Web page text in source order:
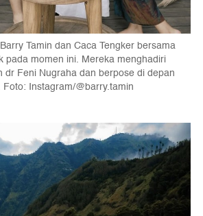
Tamin dan Caca Tengker bersama
pada momen ini. Mereka menghadiri
dr Feni Nugraha dan berpose di depan
Foto: Instagram/@barry.tamin